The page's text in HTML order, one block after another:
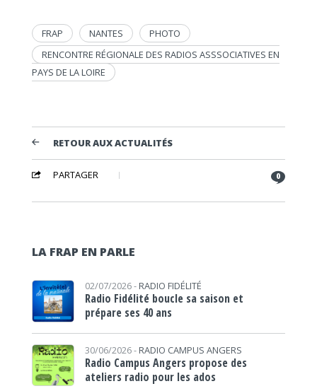
FRAP NANTES
PHOTO
RENCONTRE RÉGIONALE DES RADIOS ASSSOCIATIVES EN
PAYS DE LA LOIRE
RETOUR AUX ACTUALITÉS
PARTAGER 0
LA FRAP EN PARLE
02/07/2026 - RADIO FIDÉLITÉ
Radio Fidélité boucle sa saison et
prépare ses 40 ans
30/06/2026 - RADIO CAMPUS ANGERS
Radio Campus Angers propose des
ateliers radio pour les ados